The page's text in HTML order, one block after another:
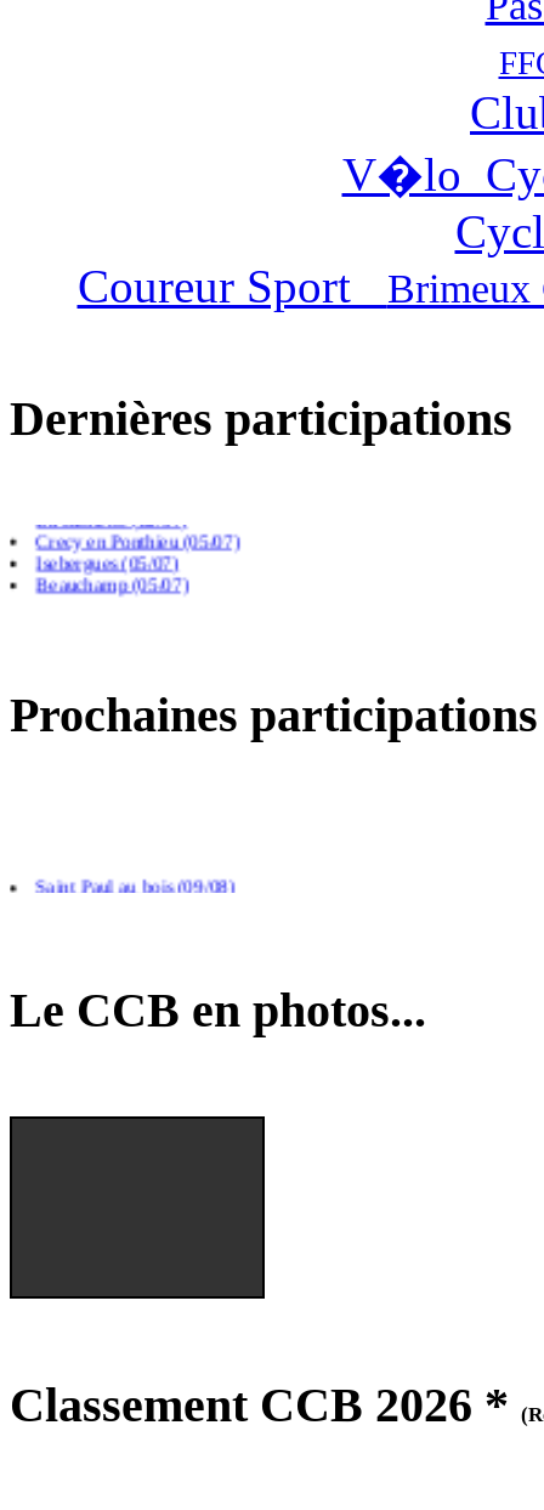
V�lo
Coureur Sport
Brimeux
Dernières participations
Villers chatel (02/08)
Crecy en Ponthieu (05/07)
Isebergues (05/07)
Beauchamp (05/07)
Frevillers (14/06)
Prochaines participations
Arras (26/08)
Le CCB en photos...
Classement CCB 2026 *